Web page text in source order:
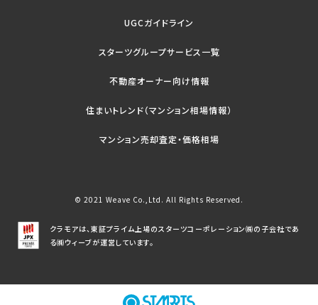
UGCガイドライン
スターツグループサービス一覧
不動産オーナー向け情報
住まいトレンド（マンション相場情報）
マンション売却査定・価格相場
© 2021 Weave Co.,Ltd. All Rights Reserved.
クラモアは、東証プライム上場のスターツコーポレーション㈱の子会社であ
る㈱ウィーブが運営しています。